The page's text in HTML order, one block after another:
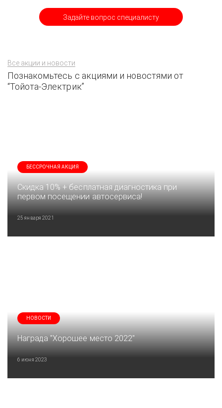
Задайте вопрос специалисту
Все акции и новости
Познакомьтесь с акциями и новостями от
“Тойота-Электрик”
БЕССРОЧНАЯ АКЦИЯ
Скидка 10% + бесплатная диагностика при
первом посещении автосервиса!
25 января 2021
НОВОСТИ
Награда "Хорошее место 2022"
6 июня 2023